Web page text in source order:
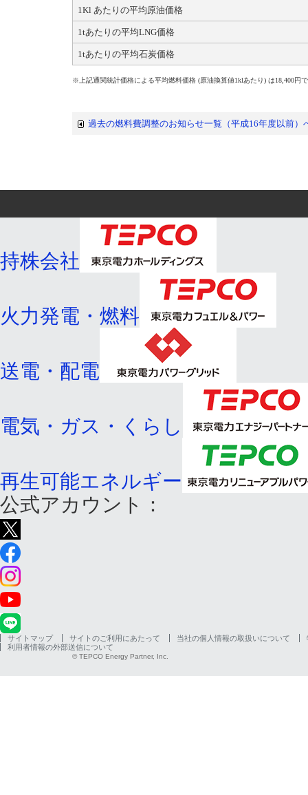
1Kl あたりの平均原油価格
1tあたりの平均LNG価格
1tあたりの平均石炭価格
※上記通関統計価格による平均燃料価格 (原油換算値1klあたり) は18,400円
過去の燃料費調整のお知らせ一覧（平成16年度以前）
持株会社
火力発電・燃料
送電・配電
電気・ガス・くらし
再生可能エネルギー
公式アカウント：
サイトマップ サイトのご利用にあたって 当社の個人情報の取扱いについて
利用者情報の外部送信について
© TEPCO Energy Partner, Inc.